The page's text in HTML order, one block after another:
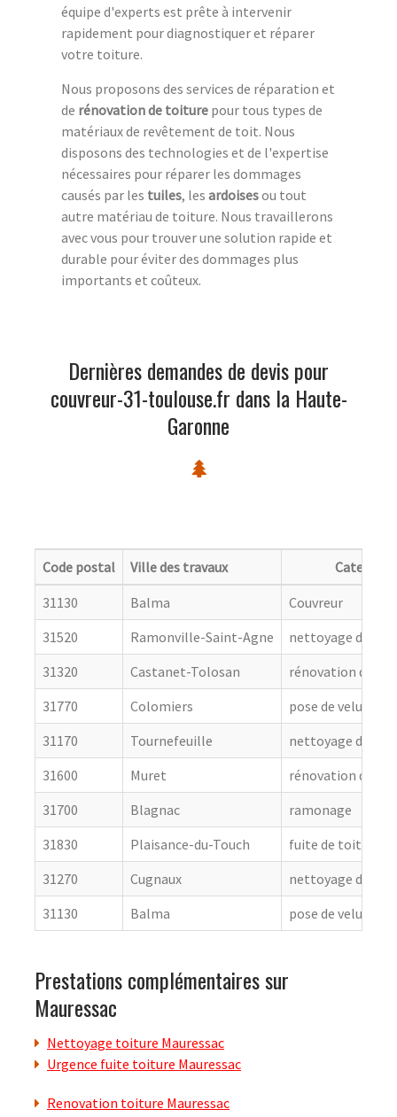
équipe d'experts est prête à intervenir
rapidement pour diagnostiquer et réparer
votre toiture.
Nous proposons des services de réparation et
de rénovation de toiture pour tous types de
matériaux de revêtement de toit. Nous
disposons des technologies et de l'expertise
nécessaires pour réparer les dommages
causés par les tuiles, les ardoisesou tout
autre matériau de toiture. Nous travaillerons
avec vous pour trouver une solution rapide et
durable pour éviter des dommages plus
importants et coûteux.
Dernières demandes de devis pour
couvreur-31-toulouse.fr dans la Haute-
Garonne
Code postal Ville des travaux
Categorie
31130
Balma
Couvreur
31520
Ramonville-Saint-Agne
nettoyage de
31320
Castanet-Tolosan
rénovation de
31770
Colomiers
pose de velux
31170
Tournefeuille
nettoyage de
31600
Muret
rénovation de
31700
Blagnac
ramonage
31830
Plaisance-du-Touch
fuite de toiture
31270
Cugnaux
nettoyage de
31130
Balma pose de velux
Prestations complémentaires sur
Mauressac
Nettoyage toiture Mauressac
Urgence fuite toiture Mauressac
Renovation toiture Mauressac